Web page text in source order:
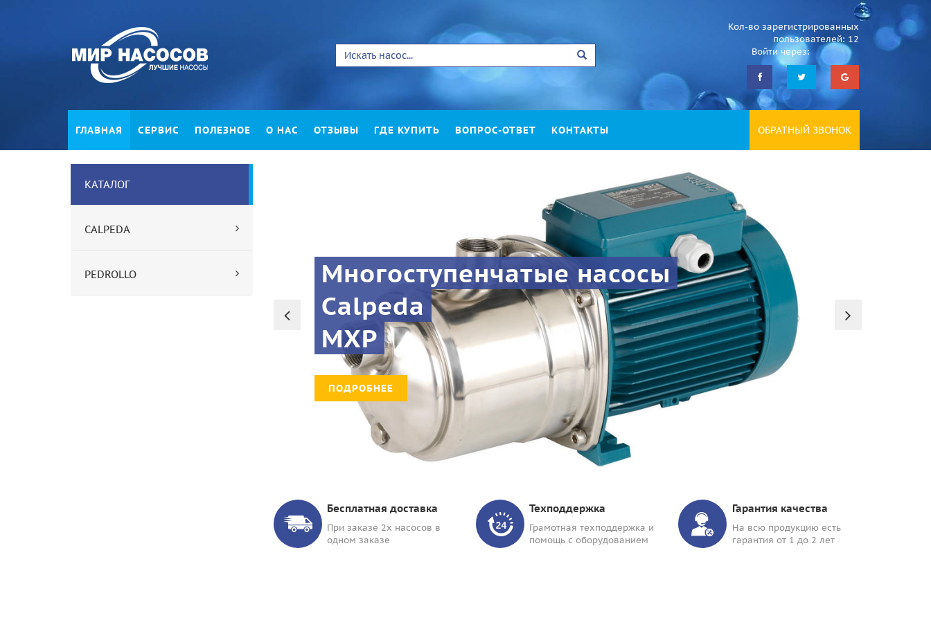
Кол-во зарегистрированных
пользователей: 12
Войти через:
ГЛАВНАЯ СЕРВИС ПОЛЕЗНОЕ О НАС ОТЗЫВЫ ГДЕ КУПИТЬ ВОПРОС-ОТВЕТ КОНТАКТЫ ОБРАТНЫЙ ЗВОНОК
КАТАЛОГ
CALPEDA
PEDROLLO
Многоступенчатые насосы
Calpeda
MXP
ПОДРОБНЕЕ
Бесплатная доставка
При заказе 2х насосов в
одном заказе
Техподдержка
Грамотная техподдержка и
помощь с оборудованием
Гарантия качества
На всю продукцию есть
гарантия от 1 до 2 лет